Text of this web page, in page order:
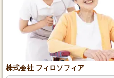
株式会社 フィロソフィア